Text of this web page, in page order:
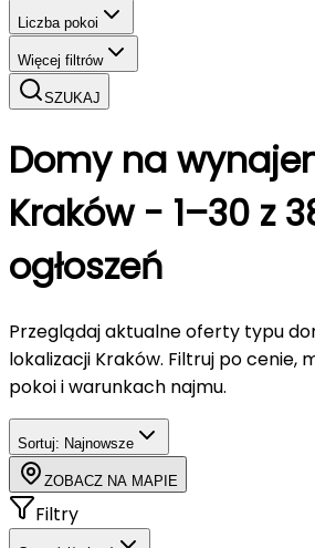
Liczba pokoi
Więcej filtrów
SZUKAJ
Domyna
Kraków- 1–30 z
ogłoszeń
Przeglądaj aktualne oferty typu
lokalizacji Kraków. Filtruj po cenie,
pokoi i warunkach najmu.
Sortuj: Najnowsze
ZOBACZ NA MAPIE
Filtry